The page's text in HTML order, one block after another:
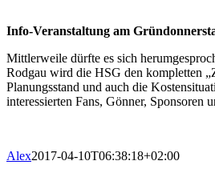
Info-Veranstaltung am
Mittlerweile dürfte es sich
Rodgau wird die HSG den kompletten
Planungsstand und auch die
interessierten Fans, Gönner, Sponsoren
Alex2017-04-10T06:38:18+02:00